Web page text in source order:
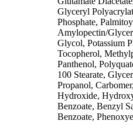
Glyceryl
Phosphate,
Amylopectin/
Glycol, Potassium
Tocopherol,
Panthenol,
100 Stearate,
Propanol,
Hydroxide,
Benzoate, Benzyl
Benzoate,